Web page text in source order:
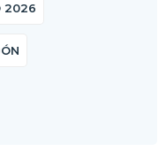
2026